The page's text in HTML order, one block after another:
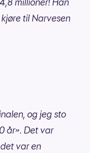
til Narvesen
og jeg sto
år». Det var
var en